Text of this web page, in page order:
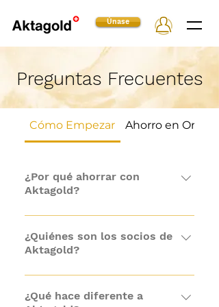
Únase
Preguntas Frecuentes
Cómo Empezar Ahorro en Oro y
¿Por qué ahorrar con
Aktagold?
Aktagold ayuda a personas de
todo el mundo a ahorrar en oro
físico, almacenado de forma
Conozca más
¿Quiénes son los socios de
Aktagold?
Aktagold está asociada con
algunas de las empresas de
¿Qué hace diferente a